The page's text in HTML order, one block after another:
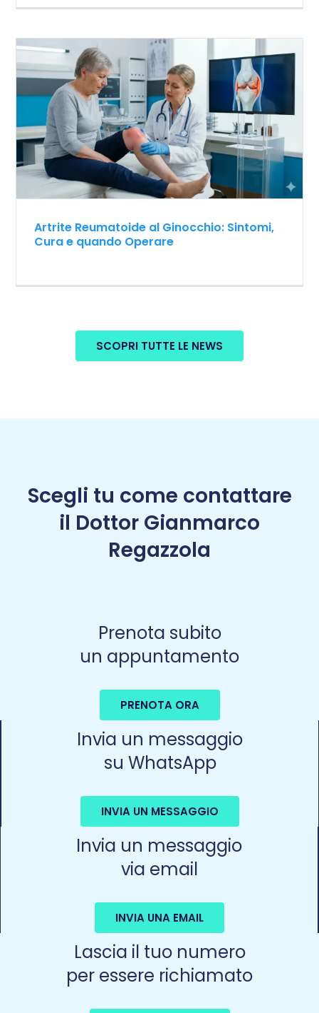
Artrite Reumatoide al Ginocchio: Sintomi,
Cura e quando Operare
SCOPRI TUTTE LE NEWS
Scegli tu come contattare
il Dottor Gianmarco
Regazzola
Prenota subito
un appuntamento
PRENOTA ORA
Invia un messaggio
su WhatsApp
INVIA UN MESSAGGIO
Invia un messaggio
via email
INVIA UNA EMAIL
Lascia il tuo numero
per essere richiamato